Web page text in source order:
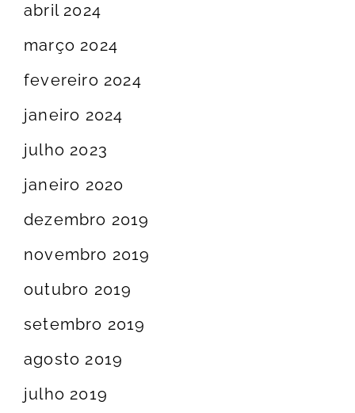
abril 2024
março 2024
fevereiro 2024
janeiro 2024
julho 2023
janeiro 2020
dezembro 2019
novembro 2019
outubro 2019
setembro 2019
agosto 2019
julho 2019